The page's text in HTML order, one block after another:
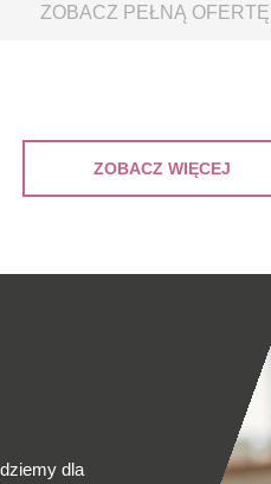
ZOBACZ PEŁNĄ OFERTĘ
ZOBACZ WIĘCEJ
dla